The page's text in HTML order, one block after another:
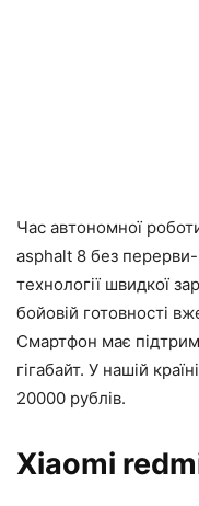
Час автономної
asphalt 8 без
технології швидкої
бойовій готовності
Смартфон має
гігабайт. У нашій
20000 рублів.
Xiaomi